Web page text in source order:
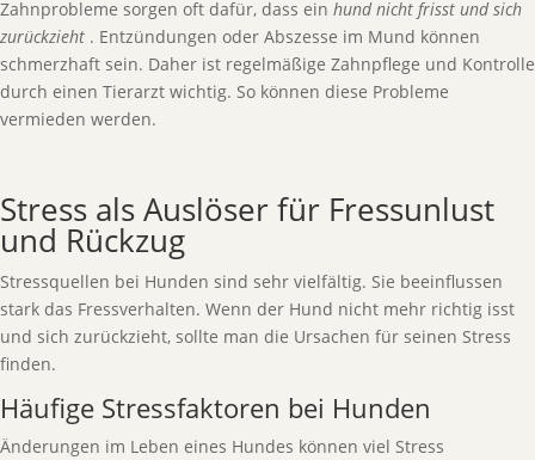
Zahnprobleme sorgen oft dafür, dass ein hund nicht frisst und sich
zurückzieht . Entzündungen oder Abszesse im Mund können
schmerzhaft sein. Daher ist regelmäßige Zahnpflege und Kontrolle
durch einen Tierarzt wichtig. So können diese Probleme
vermieden werden.
Stress als Auslöser für Fressunlust
und Rückzug
Stressquellen bei Hunden sind sehr vielfältig. Sie beeinflussen
stark das Fressverhalten. Wenn der Hund nicht mehr richtig isst
und sich zurückzieht, sollte man die Ursachen für seinen Stress
finden.
Häufige Stressfaktoren bei Hunden
Änderungen im Leben eines Hundes können viel Stress